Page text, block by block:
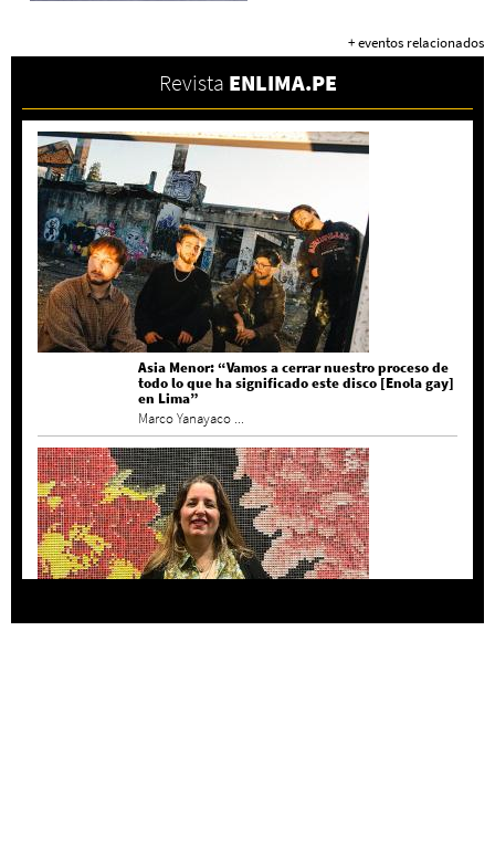
+ eventos relacionados
Revista ENLIMA.PE
Asia Menor: “Vamos a cerrar nuestro proceso de
todo lo que ha significado este disco [Enola gay]
en Lima”
Marco Yanayaco ...